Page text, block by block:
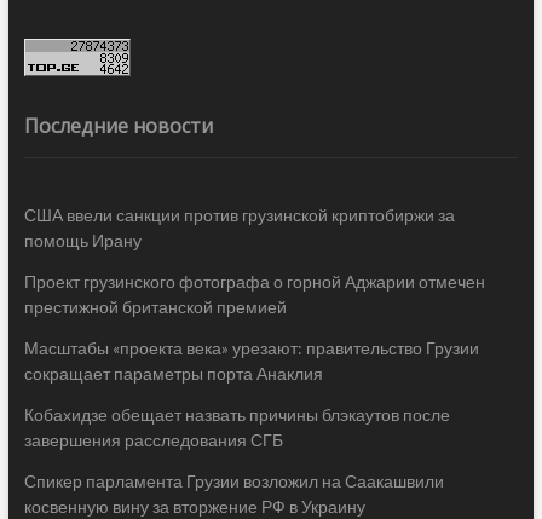
Последние новости
США ввели санкции против грузинской криптобиржи за
помощь Ирану
Проект грузинского фотографа о горной Аджарии отмечен
престижной британской премией
Масштабы «проекта века» урезают: правительство Грузии
сокращает параметры порта Анаклия
Кобахидзе обещает назвать причины блэкаутов после
завершения расследования СГБ
Спикер парламента Грузии возложил на Саакашвили
косвенную вину за вторжение РФ в Украину